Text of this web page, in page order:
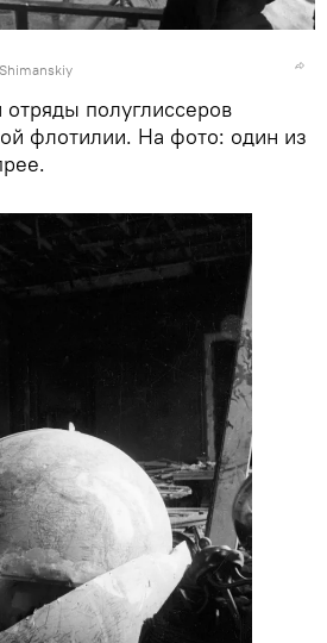
полуглиссеров
флотилии. На фото: один из